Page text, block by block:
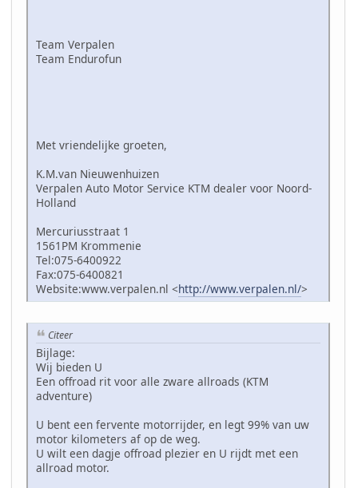
Team Verpalen
Team Endurofun
Met vriendelijke groeten,
K.M.van Nieuwenhuizen
Verpalen Auto Motor Service KTM dealer voor Noord-
Holland
Mercuriusstraat 1
1561PM Krommenie
Tel:075-6400922
Fax:075-6400821
Website:www.verpalen.nl <http://www.verpalen.nl/>
Citeer
Bijlage:
Wij bieden U
Een offroad rit voor alle zware allroads (KTM
adventure)
U bent een fervente motorrijder, en legt 99% van uw
motor kilometers af op de weg.
U wilt een dagje offroad plezier en U rijdt met een
allroad motor.